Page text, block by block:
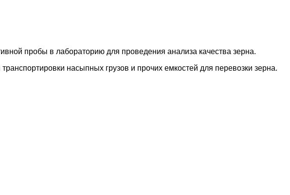
пробы в лабораторию для проведения анализа качества зерна.
насыпных грузов и прочих емкостей для перевозки зерна.